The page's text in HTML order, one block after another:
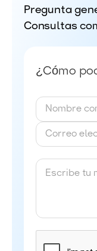
Pregunta
Consultas
¿Cómo